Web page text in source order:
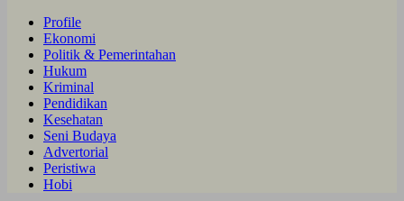
Profile
Ekonomi
Politik & Pemerintahan
Hukum
Kriminal
Pendidikan
Kesehatan
Seni Budaya
Advertorial
Peristiwa
Hobi